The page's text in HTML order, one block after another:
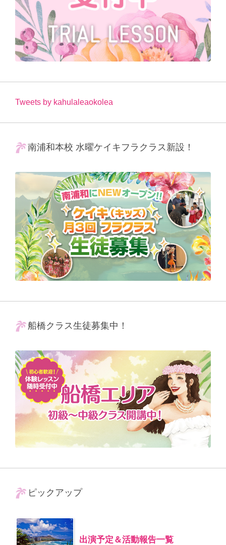
Tweets by kahulaleaokolea
南浦和本校 水曜ケイキフラクラス新設！
船橋クラス生徒募集中！
ピックアップ
出演予定＆活動報告一覧